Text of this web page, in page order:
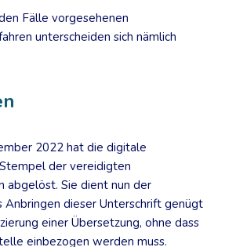
Fälle vorgesehenen
unterscheiden sich nämlich
2022 hat die digitale
der vereidigten
abgelöst. Sie dient nun der
Anbringen dieser Unterschrift genügt
einer Übersetzung, ohne dass
einbezogen werden muss.